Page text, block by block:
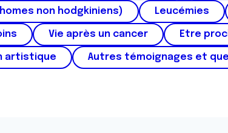
non hodgkiniens) Leucémies
Vie après un cancer Etre
artistique Autres témoignages et